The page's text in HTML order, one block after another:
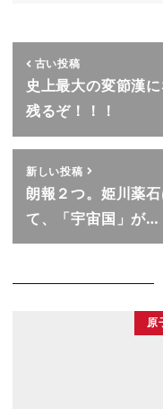
古い投稿
史上最大の変節漢
残るぞ！！！
新しい投稿
朗報２つ。姫川薬
て、「宇宙国」が…
原